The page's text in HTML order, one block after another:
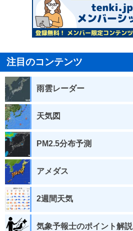
注目のコンテンツ
雨雲レーダー
天気図
PM2.5分布予測
アメダス
2週間天気
気象予報士のポイント解説